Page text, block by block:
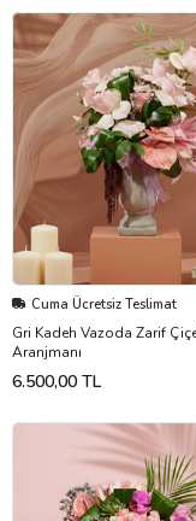
Cuma Ücretsiz Teslimat
Gri Kadeh Vazoda Zarif
Aranjmanı
6.500,00 TL